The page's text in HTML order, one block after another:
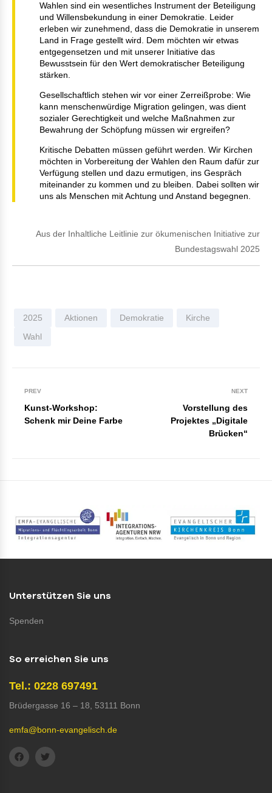
Wahlen sind ein wesentliches Instrument der Beteiligung
und Willensbekundung in einer Demokratie. Leider
erleben wir zunehmend, dass die Demokratie in unserem
Land in Frage gestellt wird. Dem möchten wir etwas
entgegensetzen und mit unserer Initiative das
Bewusstsein für den Wert demokratischer Beteiligung
stärken.
Gesellschaftlich stehen wir vor einer Zerreißprobe: Wie
kann menschenwürdige Migration gelingen, was dient
sozialer Gerechtigkeit und welche Maßnahmen zur
Bewahrung der Schöpfung müssen wir ergreifen?
Kritische Debatten müssen geführt werden. Wir Kirchen
möchten in Vorbereitung der Wahlen den Raum dafür zur
Verfügung stellen und dazu ermutigen, ins Gespräch
miteinander zu kommen und zu bleiben. Dabei sollten wir
uns als Menschen mit Achtung und Anstand begegnen.
Aus der Inhaltliche Leitlinie zur ökumenischen Initiative zur
Bundestagswahl 2025
2025 Aktionen Demokratie
Kirche
Wahl
PREV
Kunst-Workshop:
Schenk mir Deine Farbe
NEXT
Vorstellung des
Projektes „Digitale
Brücken“
Unterstützen Sie uns
Spenden
So erreichen Sie uns
Tel.: 0228 697491
Brüdergasse 16 – 18, 53111 Bonn
emfa@bonn-evangelisch.de